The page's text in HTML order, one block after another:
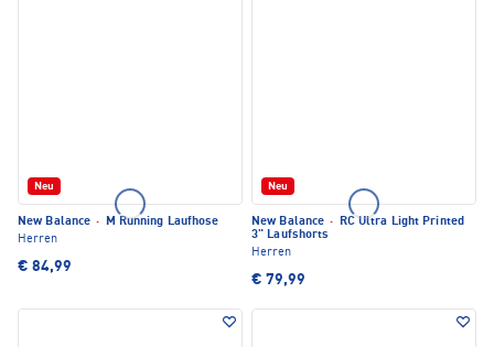
Neu
New Balance ·
M Running Laufhose
Herren
€ 84,99
Neu
New Balance ·
RC Ultra Light Printed
3" Laufshorts
Herren
€ 79,99